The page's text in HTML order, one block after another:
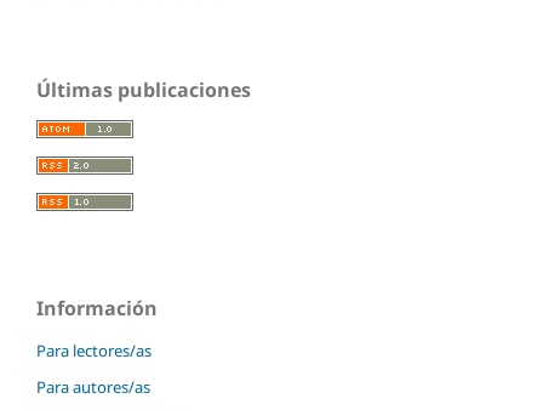
Últimas publicaciones
Información
Para lectores/as
Para autores/as